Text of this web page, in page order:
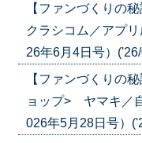
【ファンづくりの
クラシコム／アプ
26年6月4日号）
【ファンづくりの
ョップ> ヤマキ／
026年5月28日号）